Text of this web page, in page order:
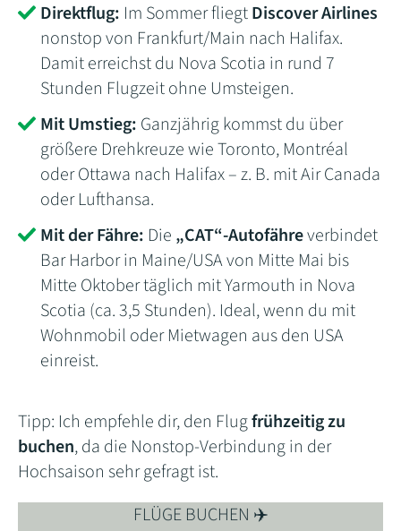
Direktflug: Im Sommer fliegtDiscover Airlines
nonstop von Frankfurt/Main nach Halifax.
Damit erreichst du Nova Scotia in rund 7
Stunden Flugzeit ohne Umsteigen.
Mit Umstieg: Ganzjährig kommst du über
größere Drehkreuze wie Toronto, Montréal
oder Ottawa nach Halifax – z. B. mit Air Canada
oder Lufthansa.
Mit der Fähre: Die „CAT“-Autofähreverbindet
Bar Harbor in Maine/USA von Mitte Mai bis
Mitte Oktober täglich mit Yarmouth in Nova
Scotia (ca. 3,5 Stunden). Ideal, wenn du mit
Wohnmobil oder Mietwagen aus den USA
einreist.
Tipp: Ich empfehle dir, den Flugfrühzeitig zu
buchen, da die Nonstop-Verbindung in der
Hochsaison sehr gefragt ist.
FLÜGE BUCHEN ✈️